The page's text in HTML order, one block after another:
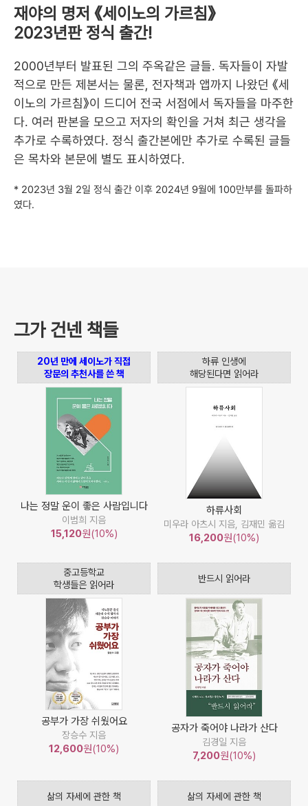
재야의 명저 《세이노의 가르침》
2023년판 정식 출간!
2000년부터 발표된 그의 주옥같은 글들. 독자들이 자발
적으로 만든 제본서는 물론, 전자책과 앱까지 나왔던 《세
이노의 가르침》이 드디어 전국 서점에서 독자들을 마주한
다. 여러 판본을 모으고 저자의 확인을 거쳐 최근 생각을
추가로 수록하였다. 정식 출간본에만 추가로 수록된 글들
은 목차와 본문에 별도 표시하였다.
* 2023년 3월 2일 정식 출간 이후 2024년 9월에 100만부를 돌파하
였다.
그가 건넨 책들
20년 만에 세이노가 직접
장문의 추천사를 쓴 책
나는 정말 운이 좋은 사람입니다
이범희 지음
15,120원(10%)
하류 인생에
해당된다면 읽어라
하류사회
미우라 아츠시 지음, 김재민 옮김
16,200원(10%)
중고등학교
학생들은 읽어라
공부가 가장 쉬웠어요
장승수 지음
12,600원(10%)
반드시 읽어라
공자가 죽어야 나라가 산다
김경일 지음
7,200원(10%)
삶의 자세에 관한 책 삶의 자세에 관한 책